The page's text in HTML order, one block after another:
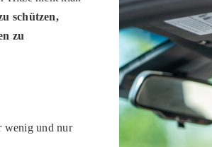
schützen,
zu
wenig und nur